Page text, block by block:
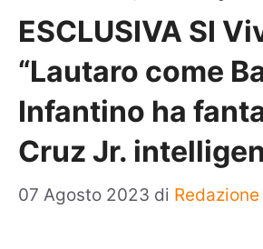
ESCLUSIVA SI
“Lautaro come
Infantino ha
Cruz Jr.
07 Agosto 2023 di Redazione